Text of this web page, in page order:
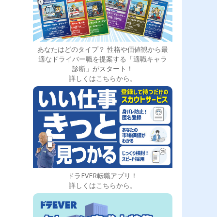
あなたはどのタイプ？ 性格や価値観から最
適なドライバー職を提案する「適職キャラ
診断」がスタート！
詳しくはこちらから。
ドラEVER転職アプリ！
詳しくはこちらから。